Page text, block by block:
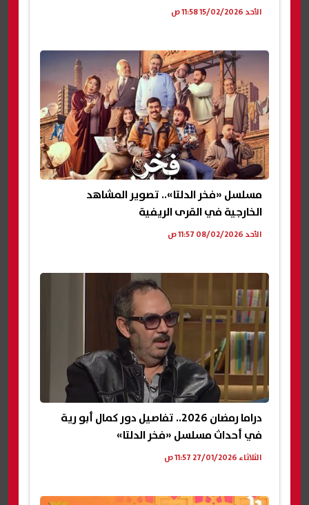
الأحد 15/02/2026 11:58 ص
مسلسل «فخر الدلتا».. تصوير المشاهد
الخارجية في القرى الريفية
الأحد 08/02/2026 11:57 ص
دراما رمضان 2026.. تفاصيل دور كمال أبو رية
في أحداث مسلسل «فخر الدلتا»
الثلاثاء 27/01/2026 11:57 ص